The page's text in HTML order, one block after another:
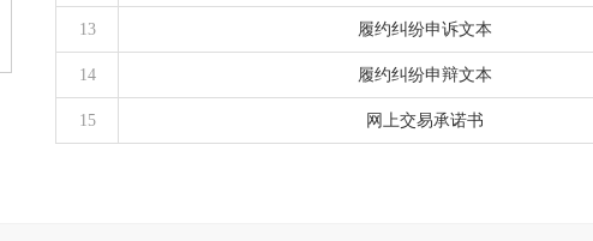
13 履约纠纷申诉文本
14 履约纠纷申辩文本
15 网上交易承诺书